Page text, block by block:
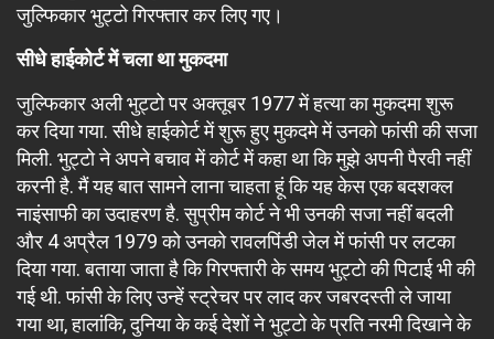
जुल्फिकार भुट्टो गिरफ्तार कर लिए गए।
सीधे हाईकोर्ट में चला थामुकदमा
जुल्फिकार अली भुट्टो पर अक्तूबर 1977 में हत्या का मुकदमा शुरू
कर दिया गया. सीधे हाईकोर्ट में शुरू हुए मुकदमे में उनको फांसी की सजा
मिली. भुट्टो ने अपने बचाव में कोर्ट में कहा था कि मुझे अपनी पैरवी नहीं
करनी है. मैं यह बात सामने लाना चाहता हूं कि यह केस एक बदशक्ल
नाइंसाफी का उदाहरण है. सुप्रीम कोर्ट ने भी उनकी सजा नहीं बदली
और 4 अप्रैल 1979 को उनको रावलपिंडी जेल में फांसी पर लटका
दिया गया. बताया जाता है कि गिरफ्तारी के समय भुट्टो की पिटाई भी की
गई थी. फांसी के लिए उन्हें स्ट्रेचर पर लाद कर जबरदस्ती ले जाया
गया था, हालांकि, दुनिया के कई देशों ने भुट्टो के प्रति नरमी दिखाने के